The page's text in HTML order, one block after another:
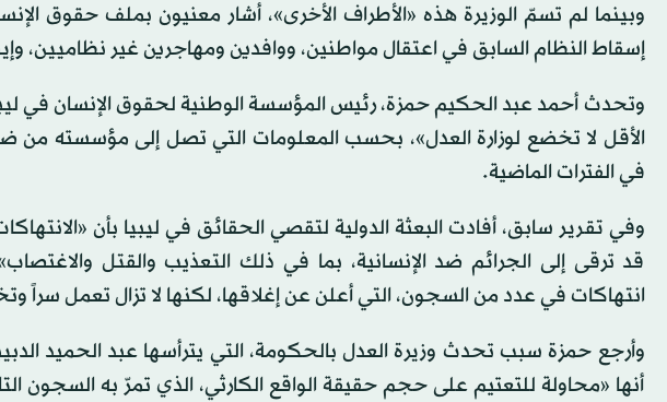
وبينما لم تسمّ الوزيرة هذه «الأطراف الأخرى»، أشار معنيون بملف حقوق
إسقاط النظام السابق في اعتقال مواطنين، ووافدين ومهاجرين غير نظاميين،
الأقل لا تخضع لوزارة العدل»، بحسب المعلومات التي تصل إلى مؤسسته من
في الفترات الماضية.
وفي تقرير سابق، أفادت البعثة الدولية لتقصي الحقائق في ليبيا بأن
قد ترقى إلى الجرائم ضد الإنسانية، بما في ذلك التعذيب والقتل
انتهاكات في عدد من السجون، التي أعلن عن إغلاقها، لكنها لا تزال تعمل
وأرجع حمزة سبب تحدث وزيرة العدل بالحكومة، التي يترأسها عبد الحميد
أنها «محاولة للتعتيم على حجم حقيقة الواقع الكارثي، الذي تمرّ به السجون